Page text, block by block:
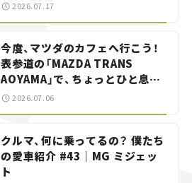
2026.07.17
今度、マツダのカフェへ行こう！
表参道の「MAZDA TRANS
AOYAMA」で、ちょっとひと息。
——連載｜CCGとクルマでどうす
2026.07.06
クルマ、何に乗ってるの？ 僕たち
の愛車紹介 #43｜MG ミジェッ
ト